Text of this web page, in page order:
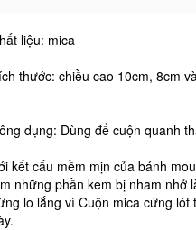
liệu: mica
thước: chiều cao 10cm, 8cm
dụng: Dùng để cuộn quanh
kết cấu mềm mịn của bánh
những phần kem bị nham nhở
lo lắng vì Cuộn mica cứng